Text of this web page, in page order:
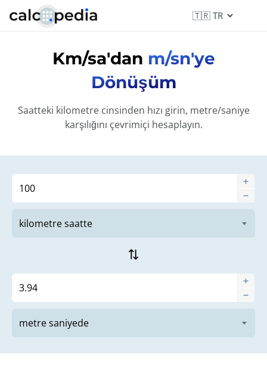
Km/sa'dan m/sn'ye
Dönüşüm
Saatteki kilometre cinsinden hızı girin, metre/saniye
karşılığını çevrimiçi hesaplayın.
sync_alt